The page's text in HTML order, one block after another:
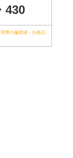
430
際の偏差値・合格点